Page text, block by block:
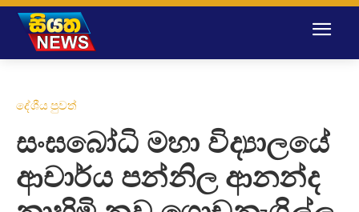
දේශීය පුවත්
සංඝබෝධි මහා විද්‍යාලයේ
ආචාර්ය පන්නිල ආනන්ද